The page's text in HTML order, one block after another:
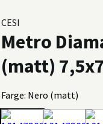
CESI
Metro
(matt)
Farge: Nero (matt)